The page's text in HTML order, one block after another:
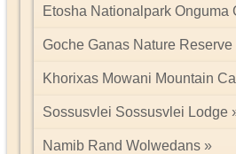
Etosha Nationalpark Onguma
Goche Ganas Nature Reserve
Khorixas Mowani Mountain
Sossusvlei Sossusvlei Lodge
Namib Rand Wolwedans